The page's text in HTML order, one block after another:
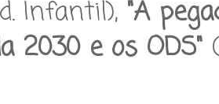
Infantil), "A
2030 e os ODS"